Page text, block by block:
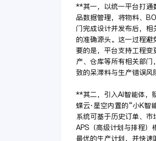
**其一，以统一平台打通
品数据管理，将物料、
门完成设计并发布后，相
的准确源头。这一过程
要的是，平台支持工程
产、仓库等所有相关部
致的呆滞料与生产错误风
**其二，引入AI智能体，
蝶云·星空内置的“小K智
系统可基于历史订单、市
APS（高级计划与排程
最优的生产计划，并快速